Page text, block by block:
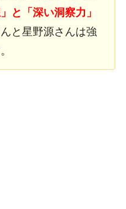
と「深い洞察力」
と星野源さんは強